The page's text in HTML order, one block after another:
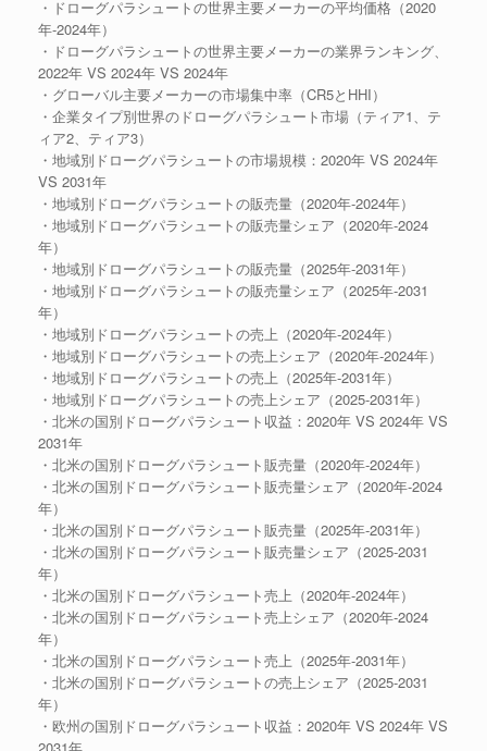
・ドローグパラシュートの世界主要メーカーの平均価格（2020
年-2024年）
・ドローグパラシュートの世界主要メーカーの業界ランキング、
2022年 VS 2024年 VS 2024年
・グローバル主要メーカーの市場集中率（CR5とHHI）
・企業タイプ別世界のドローグパラシュート市場（ティア1、テ
ィア2、ティア3）
・地域別ドローグパラシュートの市場規模：2020年 VS 2024年
VS 2031年
・地域別ドローグパラシュートの販売量（2020年-2024年）
・地域別ドローグパラシュートの販売量シェア（2020年-2024
年）
・地域別ドローグパラシュートの販売量（2025年-2031年）
・地域別ドローグパラシュートの販売量シェア（2025年-2031
年）
・地域別ドローグパラシュートの売上（2020年-2024年）
・地域別ドローグパラシュートの売上シェア（2020年-2024年）
・地域別ドローグパラシュートの売上（2025年-2031年）
・地域別ドローグパラシュートの売上シェア（2025-2031年）
・北米の国別ドローグパラシュート収益：2020年 VS 2024年 VS
2031年
・北米の国別ドローグパラシュート販売量（2020年-2024年）
・北米の国別ドローグパラシュート販売量シェア（2020年-2024
年）
・北米の国別ドローグパラシュート販売量（2025年-2031年）
・北米の国別ドローグパラシュート販売量シェア（2025-2031
年）
・北米の国別ドローグパラシュート売上（2020年-2024年）
・北米の国別ドローグパラシュート売上シェア（2020年-2024
年）
・北米の国別ドローグパラシュート売上（2025年-2031年）
・北米の国別ドローグパラシュートの売上シェア（2025-2031
年）
・欧州の国別ドローグパラシュート収益：2020年 VS 2024年 VS
2031年